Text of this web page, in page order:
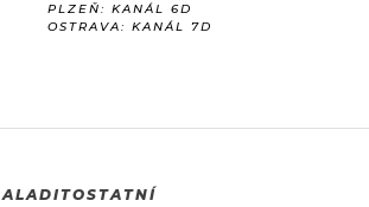
PLZEŇ: KANÁL 6D
OSTRAVA: KANÁL 7D
OSTATNÍ